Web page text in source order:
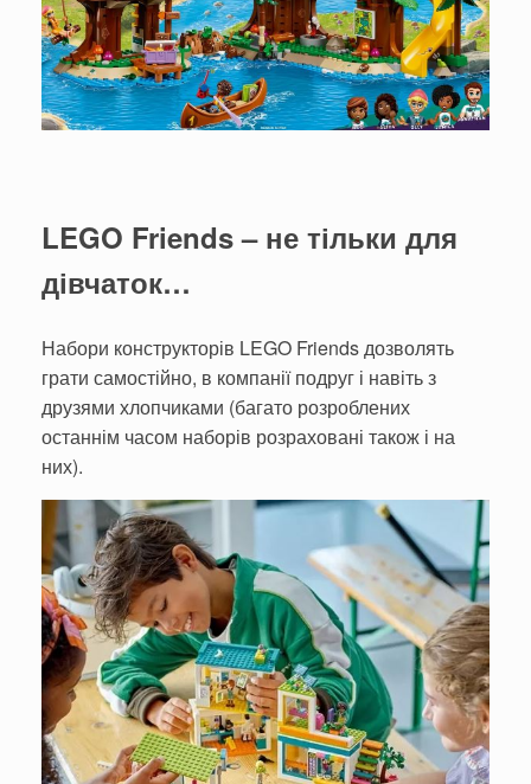
LEGO Friends– не тільки для
дівчаток…
Набори конструкторів LEGO Friends дозволять
грати самостійно, в компанії подруг і навіть з
друзями хлопчиками (багато розроблених
останнім часом наборів розраховані також і на
них).